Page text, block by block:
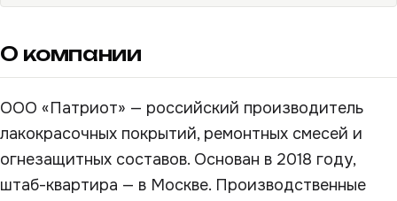
О компании
ООО «Патриот» — российский производитель
лакокрасочных покрытий, ремонтных смесей и
огнезащитных составов. Основан в 2018 году,
штаб-квартира — в Москве. Производственные